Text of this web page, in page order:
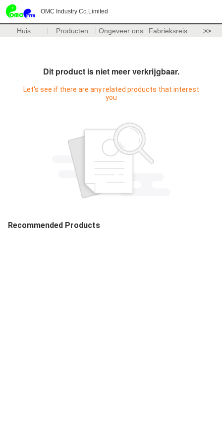
OMC Industry Co.Limited
Huis Producten Ongeveer ons Fabrieksreis >>
Dit product is niet meer verkrijgbaar.
Let's see if there are any related products that interest
you
Recommended Products